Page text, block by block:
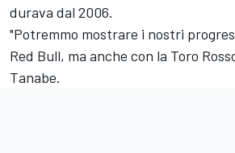
durava dal 2006.
"Potremmo mostrare i nostri
Red Bull, ma anche con la Toro
Tanabe.